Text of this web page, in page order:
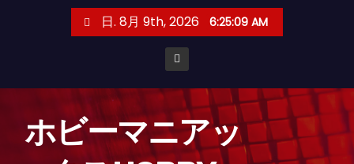
日. 8月 9th, 2026 6:25:12 AM
ホビーマニアッ